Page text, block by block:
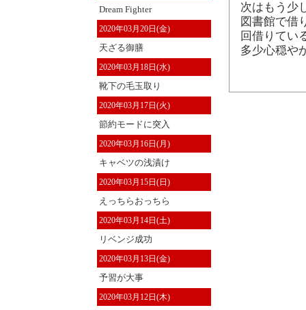
Dream Fighter
2020年03月20日(金)
天ざる御膳
2020年03月18日(水)
靴下の毛玉取り
2020年03月17日(火)
節約モードに突入
2020年03月16日(月)
キャベツの浅漬け
2020年03月15日(日)
えっちらおっちら
2020年03月14日(土)
リベンジ成功
2020年03月13日(金)
予習が大事
2020年03月12日(木)
次はもう少
図書館で借
回借りてい
多少心穏や